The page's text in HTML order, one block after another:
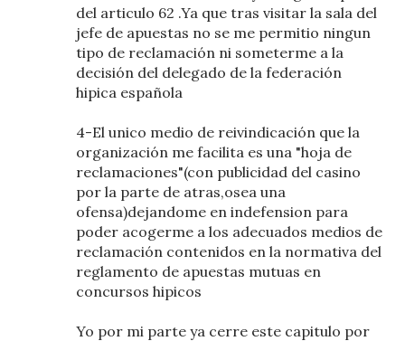
del articulo 62 .Ya que tras visitar la sala del
jefe de apuestas no se me permitio ningun
tipo de reclamación ni someterme a la
decisión del delegado de la federación
hipica española
4-El unico medio de reivindicación que la
organización me facilita es una "hoja de
reclamaciones"(con publicidad del casino
por la parte de atras,osea una
ofensa)dejandome en indefension para
poder acogerme a los adecuados medios de
reclamación contenidos en la normativa del
reglamento de apuestas mutuas en
concursos hipicos
Yo por mi parte ya cerre este capitulo por